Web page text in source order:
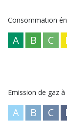
Consommation
A B C
Emission de gaz
A B C